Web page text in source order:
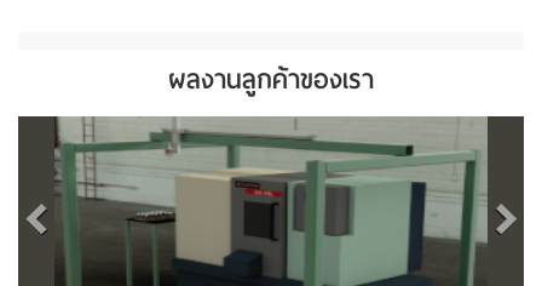
ผลงานลูกค้าของเรา